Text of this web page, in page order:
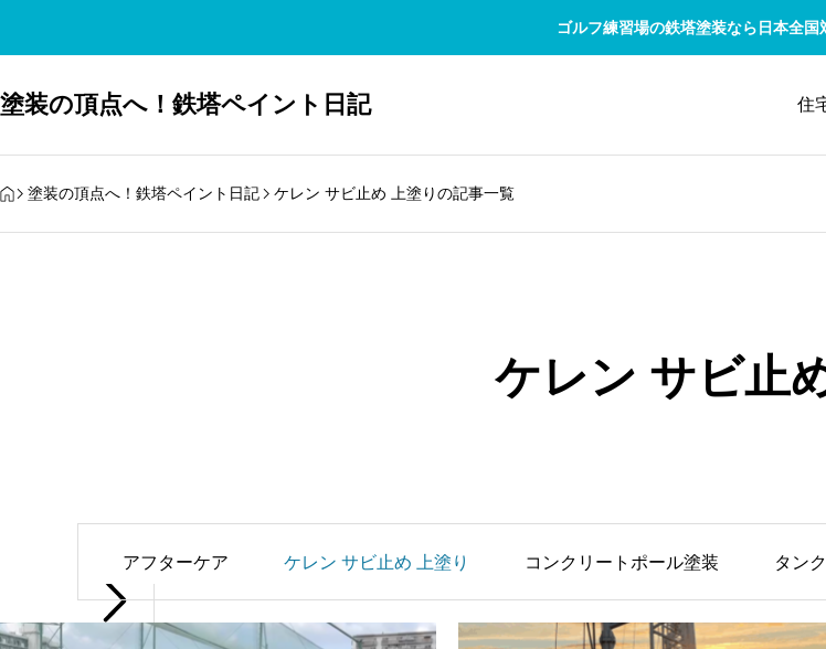
ゴルフ練習場の鉄塔塗装なら日本全国
塗装の頂点へ！鉄塔ペイント日記 住
HOME
塗装の頂点へ！鉄塔ペイント日記 ケレン サビ止め 上塗りの記事一覧
ケレン サビ止
アフターケア ケレン サビ止め 上塗り コンクリートポール塗装 タン